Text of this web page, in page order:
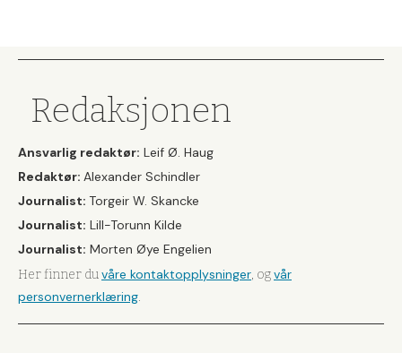
Redaksjonen
Ansvarlig redaktør: Leif Ø. Haug
Redaktør: Alexander Schindler
Journalist: Torgeir W. Skancke
Journalist: Lill-Torunn Kilde
Journalist: Morten Øye Engelien
Her finner duvåre kontaktopplysninger, ogvår
personvernerklæring.